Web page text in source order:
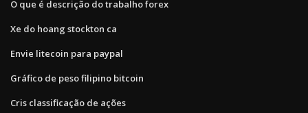
O que é descrição do trabalho forex
Xe do hoang stockton ca
Envie litecoin para paypal
Gráfico de peso filipino bitcoin
Cris classificação de ações